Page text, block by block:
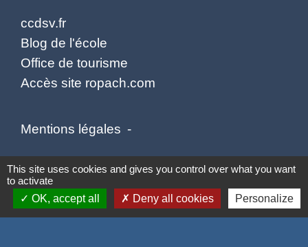
ccdsv.fr
Blog de l'école
Office de tourisme
Accès site ropach.com
Mentions légales -
Politique de confidentialité - Accessibilité -
Plan du site - Gestion des cookies
This site uses cookies and gives you control over what you want
to activate
OK, accept all
Deny all cookies Personalize